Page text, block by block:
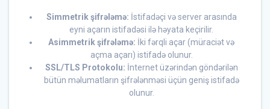
Simmetrik şifrələmə: İstifadəçi və server arasında
eyni açarın istifadəsi ilə həyata keçirilir.
Asimmetrik şifrələmə: İki fərqli açar (müraciət və
açma açarı) istifadə olunur.
SSL/TLS Protokolu: İnternet üzərindən göndərilən
bütün məlumatların şifrələnməsi üçün geniş istifadə
olunur.